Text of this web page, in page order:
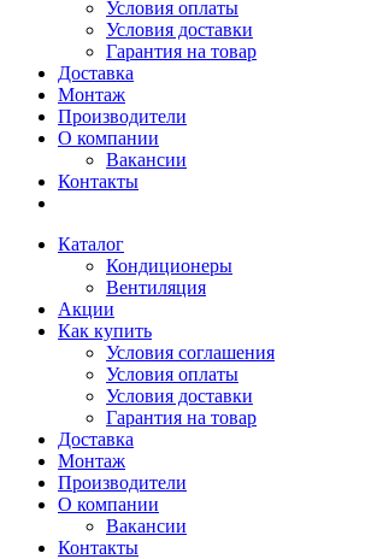
Условия оплаты
Условия доставки
Гарантия на товар
Доставка
Монтаж
Производители
О компании
Вакансии
Контакты
Каталог
Кондиционеры
Вентиляция
Акции
Как купить
Условия соглашения
Условия оплаты
Условия доставки
Гарантия на товар
Доставка
Монтаж
Производители
О компании
Вакансии
Контакты